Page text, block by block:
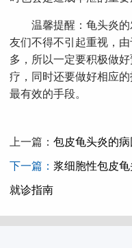
温馨提醒：龟头炎的
友们不得不引起重视，
多，所以一定要积极做
疗，同时还要做好相应
最有效的手段。
上一篇： 包皮龟头炎的病
下一篇： 浆细胞性包皮
就诊指南